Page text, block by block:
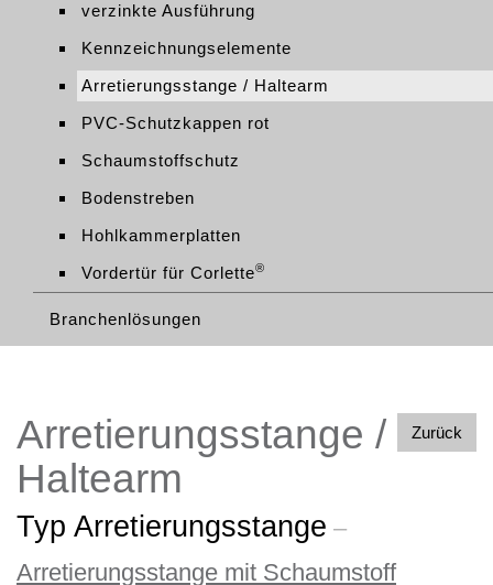
verzinkte Ausführung
Kennzeichnungselemente
Arretierungsstange / Haltearm
PVC-Schutzkappen rot
Schaumstoffschutz
Bodenstreben
Hohlkammerplatten
Vordertür für Corlette®
Branchenlösungen
Zurück
Arretierungsstange /
Haltearm
Typ Arretierungsstange –
Arretierungsstange mit Schaumstoff